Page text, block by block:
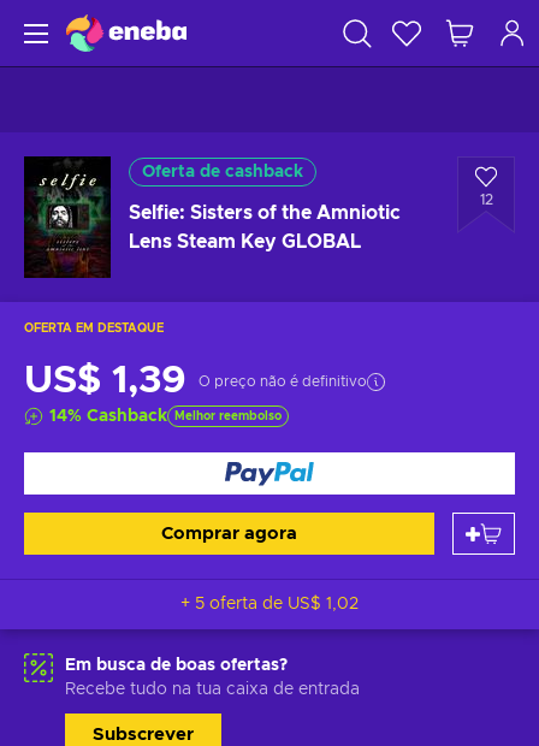
Oferta de cashback
Selfie: Sisters of the Amniotic
Lens Steam Key GLOBAL
12
OFERTA EM DESTAQUE
US$ 1,39 O preço não é definitivo
14% Cashback Melhor reembolso
Comprar agora
+ 5 oferta de US$ 1,02
Em busca de boas ofertas?
Recebe tudo na tua caixa de entrada
Subscrever